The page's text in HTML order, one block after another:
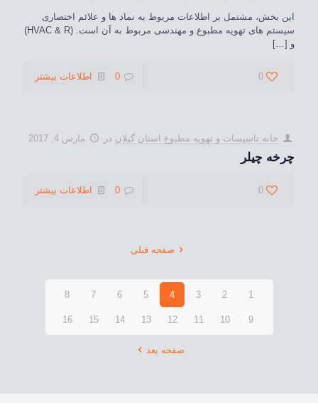
این بخش، مشتمل بر اطلاعات مربوط به نماد ها و علائم اختصاری
سیستم های تهویه مطبوع و مهندسی مربوط به آن است. (HVAC & R)
و […]
0
0 اطلاعات بیشتر
خانه تاسيسات و تهويه مطبوع استان گیلان در مارس 4, 2017
چرخه چیلر
0
0 اطلاعات بیشتر
صفحه قبلی
1
2
3
4
5
6
7
8
9
10
11
12
13
14
15
16
صفحه بعد